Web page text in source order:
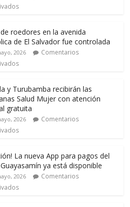
roedores en la avenida
de El Salvador fue controlada
2026
Comentarios
y Turubamba recibirán las
Salud Mujer con atención
gratuita
2026
Comentarios
La nueva App para pagos del
ya está disponible
2026
Comentarios